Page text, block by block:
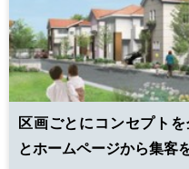
区画ごとにコンセプトを
とホームページから集客